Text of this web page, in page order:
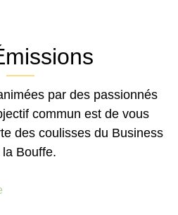
par des passionnés
commun est de vous
des coulisses du Business
la Bouffe.